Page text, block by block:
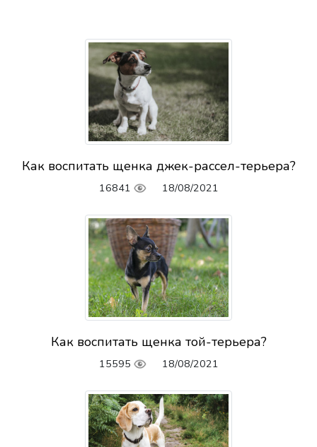
Как воспитать щенка джек-рассел-терьера?
16841 18/08/2021
Как воспитать щенка той-терьера?
15595 18/08/2021